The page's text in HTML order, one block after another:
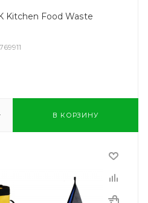
Kitchen Food Waste
В КОРЗИНУ